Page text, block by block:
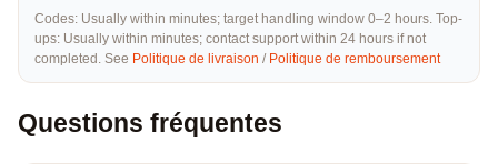
Codes: Usually within minutes; target handling window 0–2 hours. Top-
ups: Usually within minutes; contact support within 24 hours if not
completed. See Politique de livraison / Politique de remboursement
Questions fréquentes